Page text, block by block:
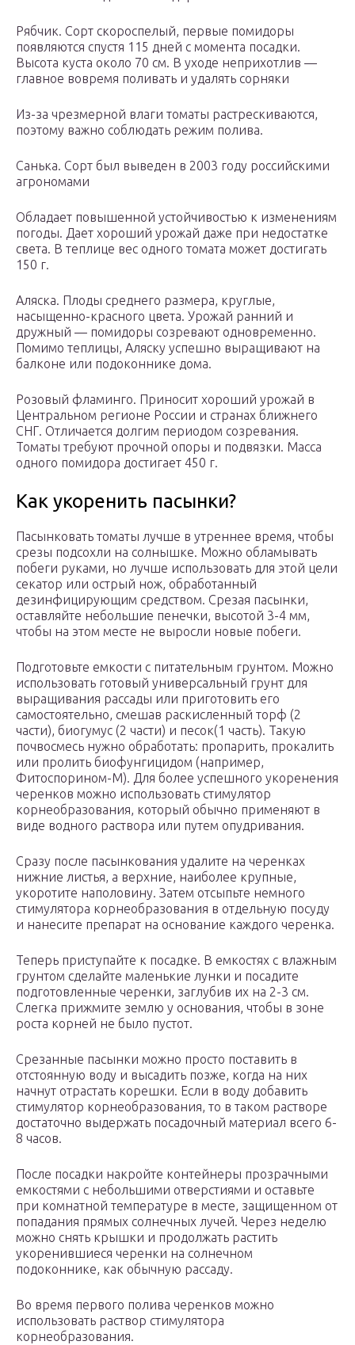
Рябчик. Сорт скороспелый, первые помидоры
появляются спустя 115 дней с момента посадки.
Высота куста около 70 см. В уходе неприхотлив —
главное вовремя поливать и удалять сорняки
Из-за чрезмерной влаги томаты растрескиваются,
поэтому важно соблюдать режим полива.
Санька. Сорт был выведен в 2003 году российскими
агрономами
Обладает повышенной устойчивостью к изменениям
погоды. Дает хороший урожай даже при недостатке
света. В теплице вес одного томата может достигать
150 г.
Аляска. Плоды среднего размера, круглые,
насыщенно-красного цвета. Урожай ранний и
дружный — помидоры созревают одновременно.
Помимо теплицы, Аляску успешно выращивают на
балконе или подоконнике дома.
Розовый фламинго. Приносит хороший урожай в
Центральном регионе России и странах ближнего
СНГ. Отличается долгим периодом созревания.
Томаты требуют прочной опоры и подвязки. Масса
одного помидора достигает 450 г.
Как укоренить пасынки?
Пасынковать томаты лучше в утреннее время, чтобы
срезы подсохли на солнышке. Можно обламывать
побеги руками, но лучше использовать для этой цели
секатор или острый нож, обработанный
дезинфицирующим средством. Срезая пасынки,
оставляйте небольшие пенечки, высотой 3-4 мм,
чтобы на этом месте не выросли новые побеги.
Подготовьте емкости с питательным грунтом. Можно
использовать готовый универсальный грунт для
выращивания рассады или приготовить его
самостоятельно, смешав раскисленный торф (2
части), биогумус (2 части) и песок(1 часть). Такую
почвосмесь нужно обработать: пропарить, прокалить
или пролить биофунгицидом (например,
Фитоспорином-М). Для более успешного укоренения
черенков можно использовать стимулятор
корнеобразования, который обычно применяют в
виде водного раствора или путем опудривания.
Сразу после пасынкования удалите на черенках
нижние листья, а верхние, наиболее крупные,
укоротите наполовину. Затем отсыпьте немного
стимулятора корнеобразования в отдельную посуду
и нанесите препарат на основание каждого черенка.
Теперь приступайте к посадке. В емкостях с влажным
грунтом сделайте маленькие лунки и посадите
подготовленные черенки, заглубив их на 2-3 см.
Слегка прижмите землю у основания, чтобы в зоне
роста корней не было пустот.
Срезанные пасынки можно просто поставить в
отстоянную воду и высадить позже, когда на них
начнут отрастать корешки. Если в воду добавить
стимулятор корнеобразования, то в таком растворе
достаточно выдержать посадочный материал всего 6-
8 часов.
После посадки накройте контейнеры прозрачными
емкостями с небольшими отверстиями и оставьте
при комнатной температуре в месте, защищенном от
попадания прямых солнечных лучей. Через неделю
можно снять крышки и продолжать растить
укоренившиеся черенки на солнечном
подоконнике, как обычную рассаду.
Во время первого полива черенков можно
использовать раствор стимулятора
корнеобразования.